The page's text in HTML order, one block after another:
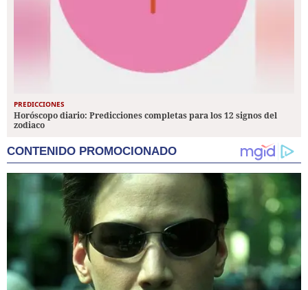
PREDICCIONES
Horóscopo diario: Predicciones completas para los 12 signos del
zodiaco
CONTENIDO PROMOCIONADO